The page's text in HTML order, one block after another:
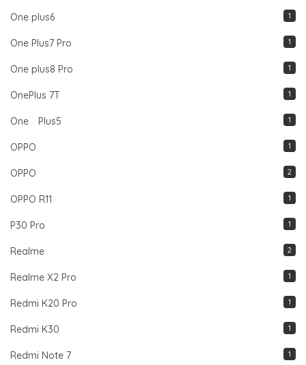
One plus6 1
One Plus7 Pro 1
One plus8 Pro 1
OnePlus 7T 1
One Plus5 1
OPPO 1
OPPO 2
OPPO R11 1
P30 Pro 1
Realme 2
Realme X2 Pro 1
Redmi K20 Pro 1
Redmi K30 1
Redmi Note 7 1